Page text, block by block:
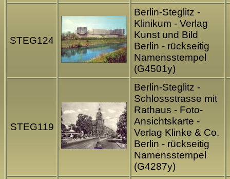
STEG124
Berlin-Steglitz -
Klinikum - Verlag
Kunst und Bild
Berlin - rückseitig
Namensstempel
(G4501y)
STEG119
Berlin-Steglitz -
Schlossstrasse mit
Rathaus - Foto-
Ansichtskarte -
Verlag Klinke & Co.
Berlin - rückseitig
Namensstempel
(G4287y)